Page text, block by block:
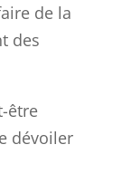
de la
des
être
dévoiler